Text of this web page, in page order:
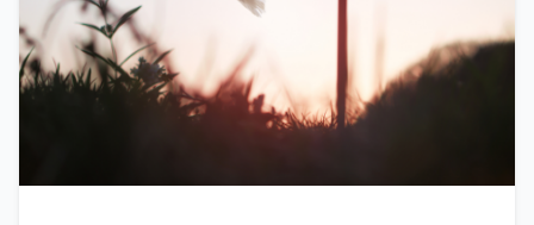
え忍ぶ者は救われる。」
トにあずかる者となるのです。
れ、おびき寄せられて、誘惑さ
れるのです。 そして、欲望がは
らんで罪を産み、罪が熟して死
を生みます。 私の愛するきょう